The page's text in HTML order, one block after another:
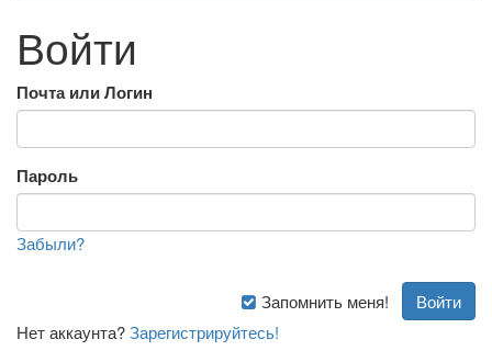
Войти
Почта или Логин
Пароль
Забыли?
Запомнить меня!
Нет аккаунта?Зарегистрируйтесь!